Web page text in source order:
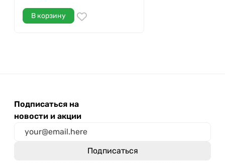
В корзину
Подписаться на
новости и акции